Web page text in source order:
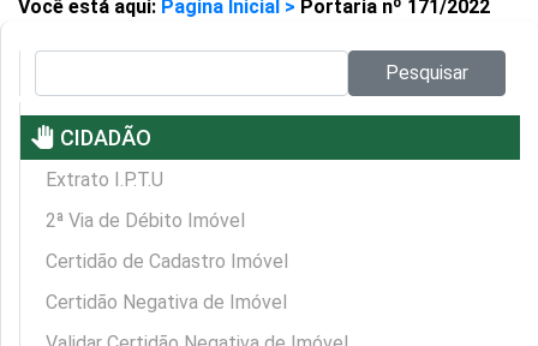
Você está aqui: Pagina Inicial > Portaria nº 171/2022
Pesquisar
pan_tool CIDADÃO
Extrato I.P.T.U
2ª Via de Débito Imóvel
Certidão de Cadastro Imóvel
Certidão Negativa de Imóvel